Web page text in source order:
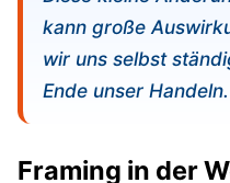
kann große
wir uns selbst
Ende unser Handeln.
Framing in der